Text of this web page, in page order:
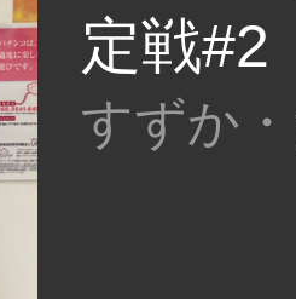
定戦#2
すずか